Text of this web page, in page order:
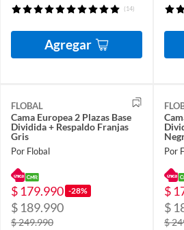
(14)
Agregar
FLOBAL
Cama Europea 2 Plazas Base
Dividida + Respaldo Franjas
Gris
Por Flobal
$ 179.990 -28%
$ 189.990
$ 249.990
Por
$
$
$